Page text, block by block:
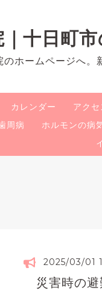
十日町
のホームページへ
カレンダー アク
周病
ホルモンの病
2025/03/01
災害時の避